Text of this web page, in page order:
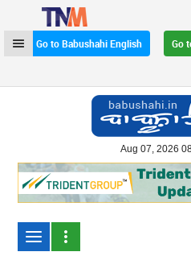
Go to Babushahi English
Go
Aug 07, 2026